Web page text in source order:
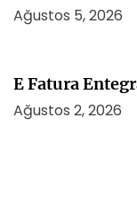
Ağustos 5, 2026
E Fatura
Ağustos 2, 2026